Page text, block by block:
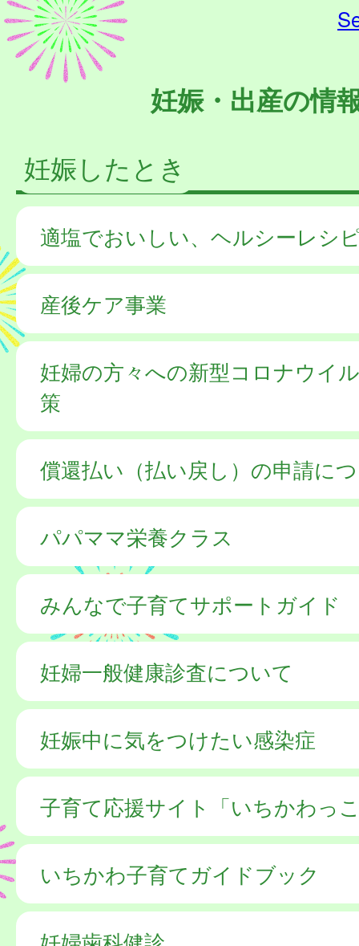
妊娠・出産の情
妊娠したとき
適塩でおいしい、ヘルシーレシ
産後ケア事業
妊婦の方々への新型コロナウイ
策
償還払い（払い戻し）の申請に
パパママ栄養クラス
みんなで子育てサポートガイド
妊婦一般健康診査について
妊娠中に気をつけたい感染症
子育て応援サイト「いちかわっ
いちかわ子育てガイドブック